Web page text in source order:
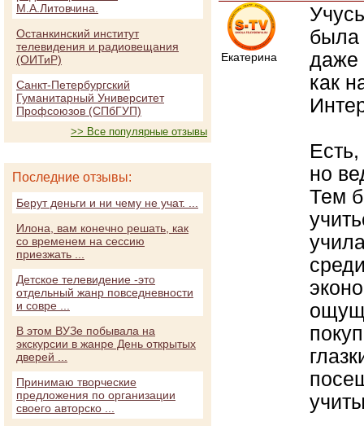
Екатерина
была
даже
как
но
Тем
М.А.Литовчина.
Останкинский институт
телевидения и радиовещания
(ОИТиР)
Санкт-Петербургский
Гуманитарный Университет
Профсоюзов (СПбГУП)
>> Все популярные отзывы
Последние отзывы:
Берут деньги и ни чему не учат. ...
Илона, вам конечно решать, как
со временем на сессию
приезжать ...
Детское телевидение -это
отдельный жанр повседневности
и совре ...
В этом ВУЗе побывала на
экскурсии в жанре День открытых
дверей ...
Принимаю творческие
предложения по организации
своего авторско ...